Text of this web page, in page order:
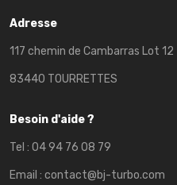
Adresse
117 chemin de Cambarras Lot 12
83440 TOURRETTES
Besoin d'aide ?
Tel : 04 94 76 08 79
Email : contact@bj-turbo.com